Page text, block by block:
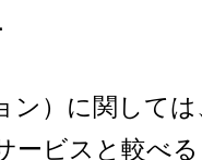
ン）に関して
ービスと較べ